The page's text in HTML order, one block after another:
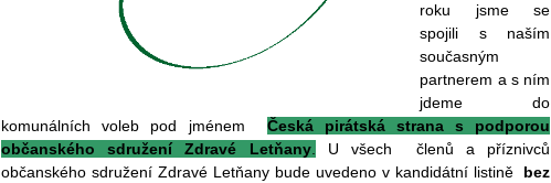
roku jsme se
spojili s naším
současným
partnerem a s ním
jdeme do
komunálních voleb pod jménem Česká pirátská strana s podporou
občanského sdružení Zdravé Letňany.
U všech členů a příznivců
občanského sdružení Zdravé Letňany bude uvedeno v kandidátní listině bez